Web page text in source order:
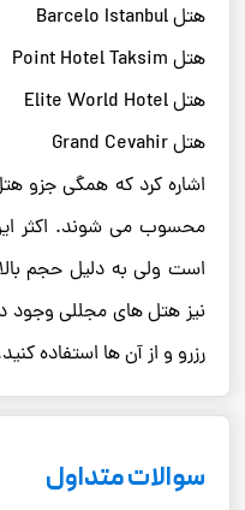
هتل Barcelo Istanbul
هتل Point Hotel Taksim
هتل Elite World Hotel
هتل Grand Cevahir
اشاره کرد که همگی جزو
محسوب می شوند. اکثر
است ولی به دلیل حجم
نیز هتل های مجللی وجود
رزرو و از آن ها استفاده
سوالات متداول